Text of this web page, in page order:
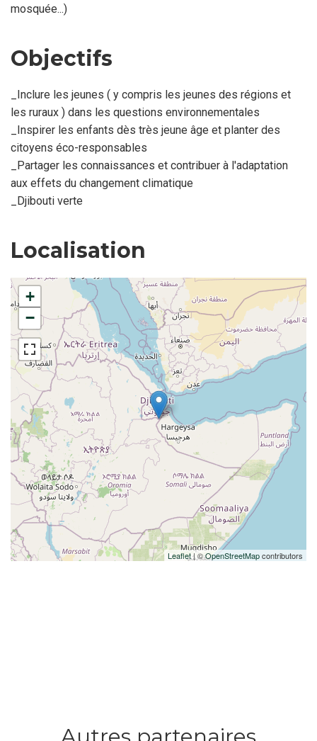
mosquée...)
Objectifs
_Inclure les jeunes ( y compris les jeunes des régions et
les ruraux ) dans les questions environnementales
_Inspirer les enfants dès très jeune âge et planter des
citoyens éco-responsables
_Partager les connaissances et contribuer à l'adaptation
aux effets du changement climatique
_Djibouti verte
Localisation
+
−
Leaflet| ©OpenStreetMapcontributors